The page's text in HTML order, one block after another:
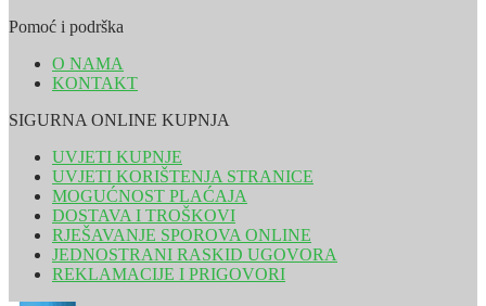
Pomoć i podrška
O NAMA
KONTAKT
SIGURNA ONLINE KUPNJA
UVJETI KUPNJE
UVJETI KORIŠTENJA STRANICE
MOGUĆNOST PLAĆAJA
DOSTAVA I TROŠKOVI
RJEŠAVANJE SPOROVA ONLINE
JEDNOSTRANI RASKID UGOVORA
REKLAMACIJE I PRIGOVORI